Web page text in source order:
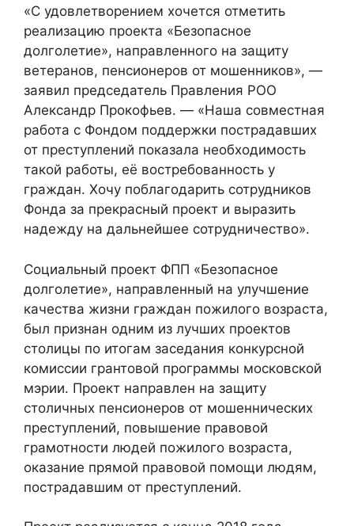
«С удовлетворением хочется отметить
реализацию проекта «Безопасное
долголетие», направленного на защиту
ветеранов, пенсионеров от мошенников», —
заявил председатель Правления РОО
Александр Прокофьев. — «Наша совместная
работа с Фондом поддержки пострадавших
от преступлений показала необходимость
такой работы, её востребованность у
граждан. Хочу поблагодарить сотрудников
Фонда за прекрасный проект и выразить
надежду на дальнейшее сотрудничество».
Социальный проект ФПП «Безопасное
долголетие», направленный на улучшение
качества жизни граждан пожилого возраста,
был признан одним из лучших проектов
столицы по итогам заседания конкурсной
комиссии грантовой программы московской
мэрии. Проект направлен на защиту
столичных пенсионеров от мошеннических
преступлений, повышение правовой
грамотности людей пожилого возраста,
оказание прямой правовой помощи людям,
пострадавшим от преступлений.